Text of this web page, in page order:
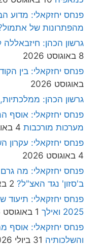
פנחס יחזקאלי: מדוע
מהפתרונות של
גרשון הכהן:
8 באוגוסט 2026
פנחס יחזקאלי: בין
באוגוסט 2026
גרשון הכהן:
פנחס יחזקאלי: אוסף
מערכות מורכבות 4 באוגוסט 2026
פנחס יחזקאלי: עקרון
4 באוגוסט 2026
פנחס יחזקאלי: מה
ב'סזון' נגד האצ"ל? 2 באוגוסט 2026
פנחס יחזקאלי: תיעוד
2025 ואילך
1 באוגוסט 2026
פנחס יחזקאלי: אוסף
והשלכותיה 31 ביולי 2026